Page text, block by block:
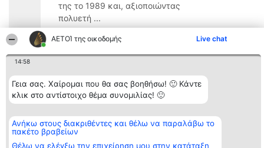
ΑΕΤΟΊ της οικοδομής Live chat
14:58
Γεια σας. Χαίρομαι που θα σας βοηθήσω! 🙂 Κάντε
κλικ στο αντίστοιχο θέμα συνομιλίας! 🙂
Ανήκω στους διακριθέντες και θέλω να παραλάβω το
πακέτο βραβείων
Θέλω να ελέγξω την επιχείρηση μου στην κατάταξη
της το 1989 και, αξιοποιώντας
πολυετή ...
10
Διοργανωτής της
κατάταξης
BEAUTIFUL COMPANY
ΤΗΛ. ΕΠΙΚΟΙΝΩΝΙΑΣ:
2104128019
email:
aetoi@beautifulcompany.co
Κατάταξη
Διακριθέντες
Λίστα όλων
διακριθέντων
Μεθοδολογία
προϋποθέσεις
Επικοινωνία